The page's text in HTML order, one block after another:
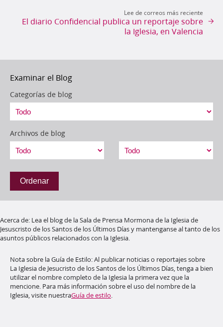
Lee de correos más reciente
El diario Confidencial publica un reportaje sobre
la Iglesia, en Valencia
Examinar el Blog
Categorías de blog
Archivos de blog
Ordenar
Acerca de: Lea el blog de la Sala de Prensa Mormona de la Iglesia de
Jesuscristo de los Santos de los Últimos Días y mantenganse al tanto de los
asuntos públicos relacionados con la Iglesia.
Nota sobre la Guía de Estilo:Al publicar noticias o reportajes sobre
La Iglesia de Jesucristo de los Santos de los Últimos Días, tenga a bien
utilizar el nombre completo de la Iglesia la primera vez que la
mencione. Para más información sobre el uso del nombre de la
Iglesia, visite nuestraGuía de estilo.